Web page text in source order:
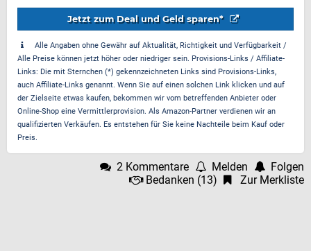
Jetzt zum Deal und Geld sparen*
Alle Angaben ohne Gewähr auf Aktualität, Richtigkeit und Verfügbarkeit /
Alle Preise können jetzt höher oder niedriger sein. Provisions-Links / Affiliate-
Links: Die mit Sternchen (*) gekennzeichneten Links sind Provisions-Links,
auch Affiliate-Links genannt. Wenn Sie auf einen solchen Link klicken und auf
der Zielseite etwas kaufen, bekommen wir vom betreffenden Anbieter oder
Online-Shop eine Vermittlerprovision. Als Amazon-Partner verdienen wir an
qualifizierten Verkäufen. Es entstehen für Sie keine Nachteile beim Kauf oder
Preis.
2 Kommentare Melden
Folgen
Bedanken (13) Zur Merkliste